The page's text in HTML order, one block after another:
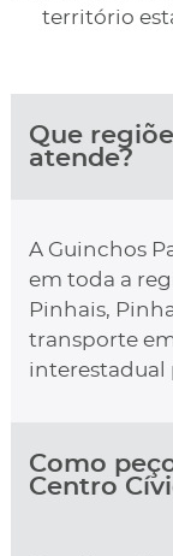
território
Que
atende?
A Guinchos
em toda a
Pinhais,
transporte
interestadual
Como
Centro